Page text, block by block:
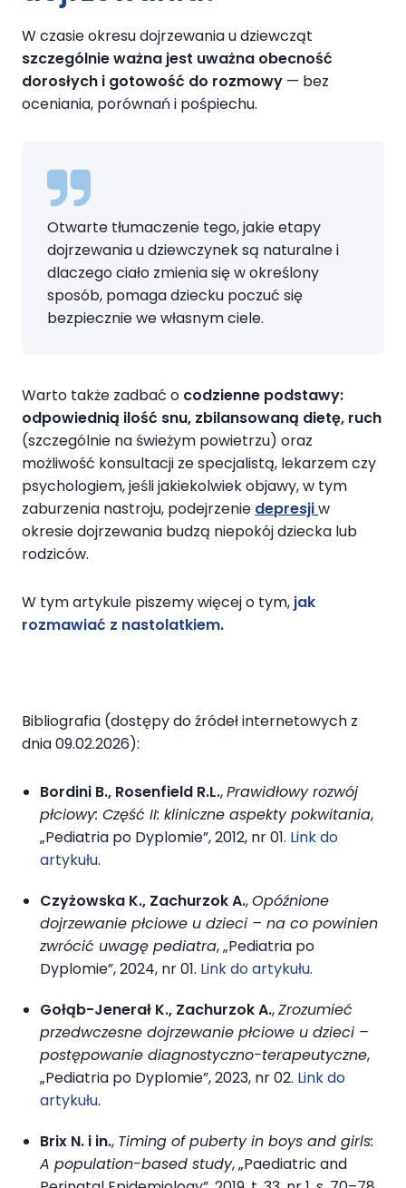
W czasie okresu dojrzewania u dziewcząt
szczególnie ważna jest uważna obecność
dorosłych i gotowość do rozmowy — bez
oceniania, porównań i pośpiechu.
Otwarte tłumaczenie tego, jakie etapy
dojrzewania u dziewczynek są naturalne i
dlaczego ciało zmienia się w określony
sposób, pomaga dziecku poczuć się
bezpiecznie we własnym ciele.
Warto także zadbać o codzienne podstawy:
odpowiednią ilość snu, zbilansowaną dietę, ruch
(szczególnie na świeżym powietrzu) oraz
możliwość konsultacji ze specjalistą, lekarzem czy
psychologiem, jeśli jakiekolwiek objawy, w tym
zaburzenia nastroju, podejrzenie depresjiw
okresie dojrzewania budzą niepokój dziecka lub
rodziców.
W tym artykule piszemy więcej o tym, jak
rozmawiać z nastolatkiem.
Bibliografia (dostępy do źródeł internetowych z
dnia 09.02.2026):
Bordini B., Rosenfield R.L.,Prawidłowy rozwój
płciowy: Część II: kliniczne aspekty pokwitania,
„Pediatria po Dyplomie”, 2012, nr 01. Link do
artykułu.
Czyżowska K., Zachurzok A.,Opóźnione
dojrzewanie płciowe u dzieci – na co powinien
zwrócić uwagę pediatra, „Pediatria po
Dyplomie”, 2024, nr 01. Link do artykułu.
Gołąb-Jenerał K., Zachurzok A.,Zrozumieć
przedwczesne dojrzewanie płciowe u dzieci –
postępowanie diagnostyczno-terapeutyczne,
„Pediatria po Dyplomie”, 2023, nr 02. Link do
artykułu.
Brix N. i in., Timing of puberty in boys and girls:
A population-based study, „Paediatric and